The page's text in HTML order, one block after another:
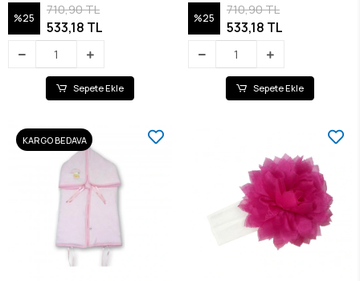
%25
710,90 TL
533,18 TL
Sepete Ekle
%25
710,90 TL
533,18 TL
Sepete Ekle
KARGO BEDAVA